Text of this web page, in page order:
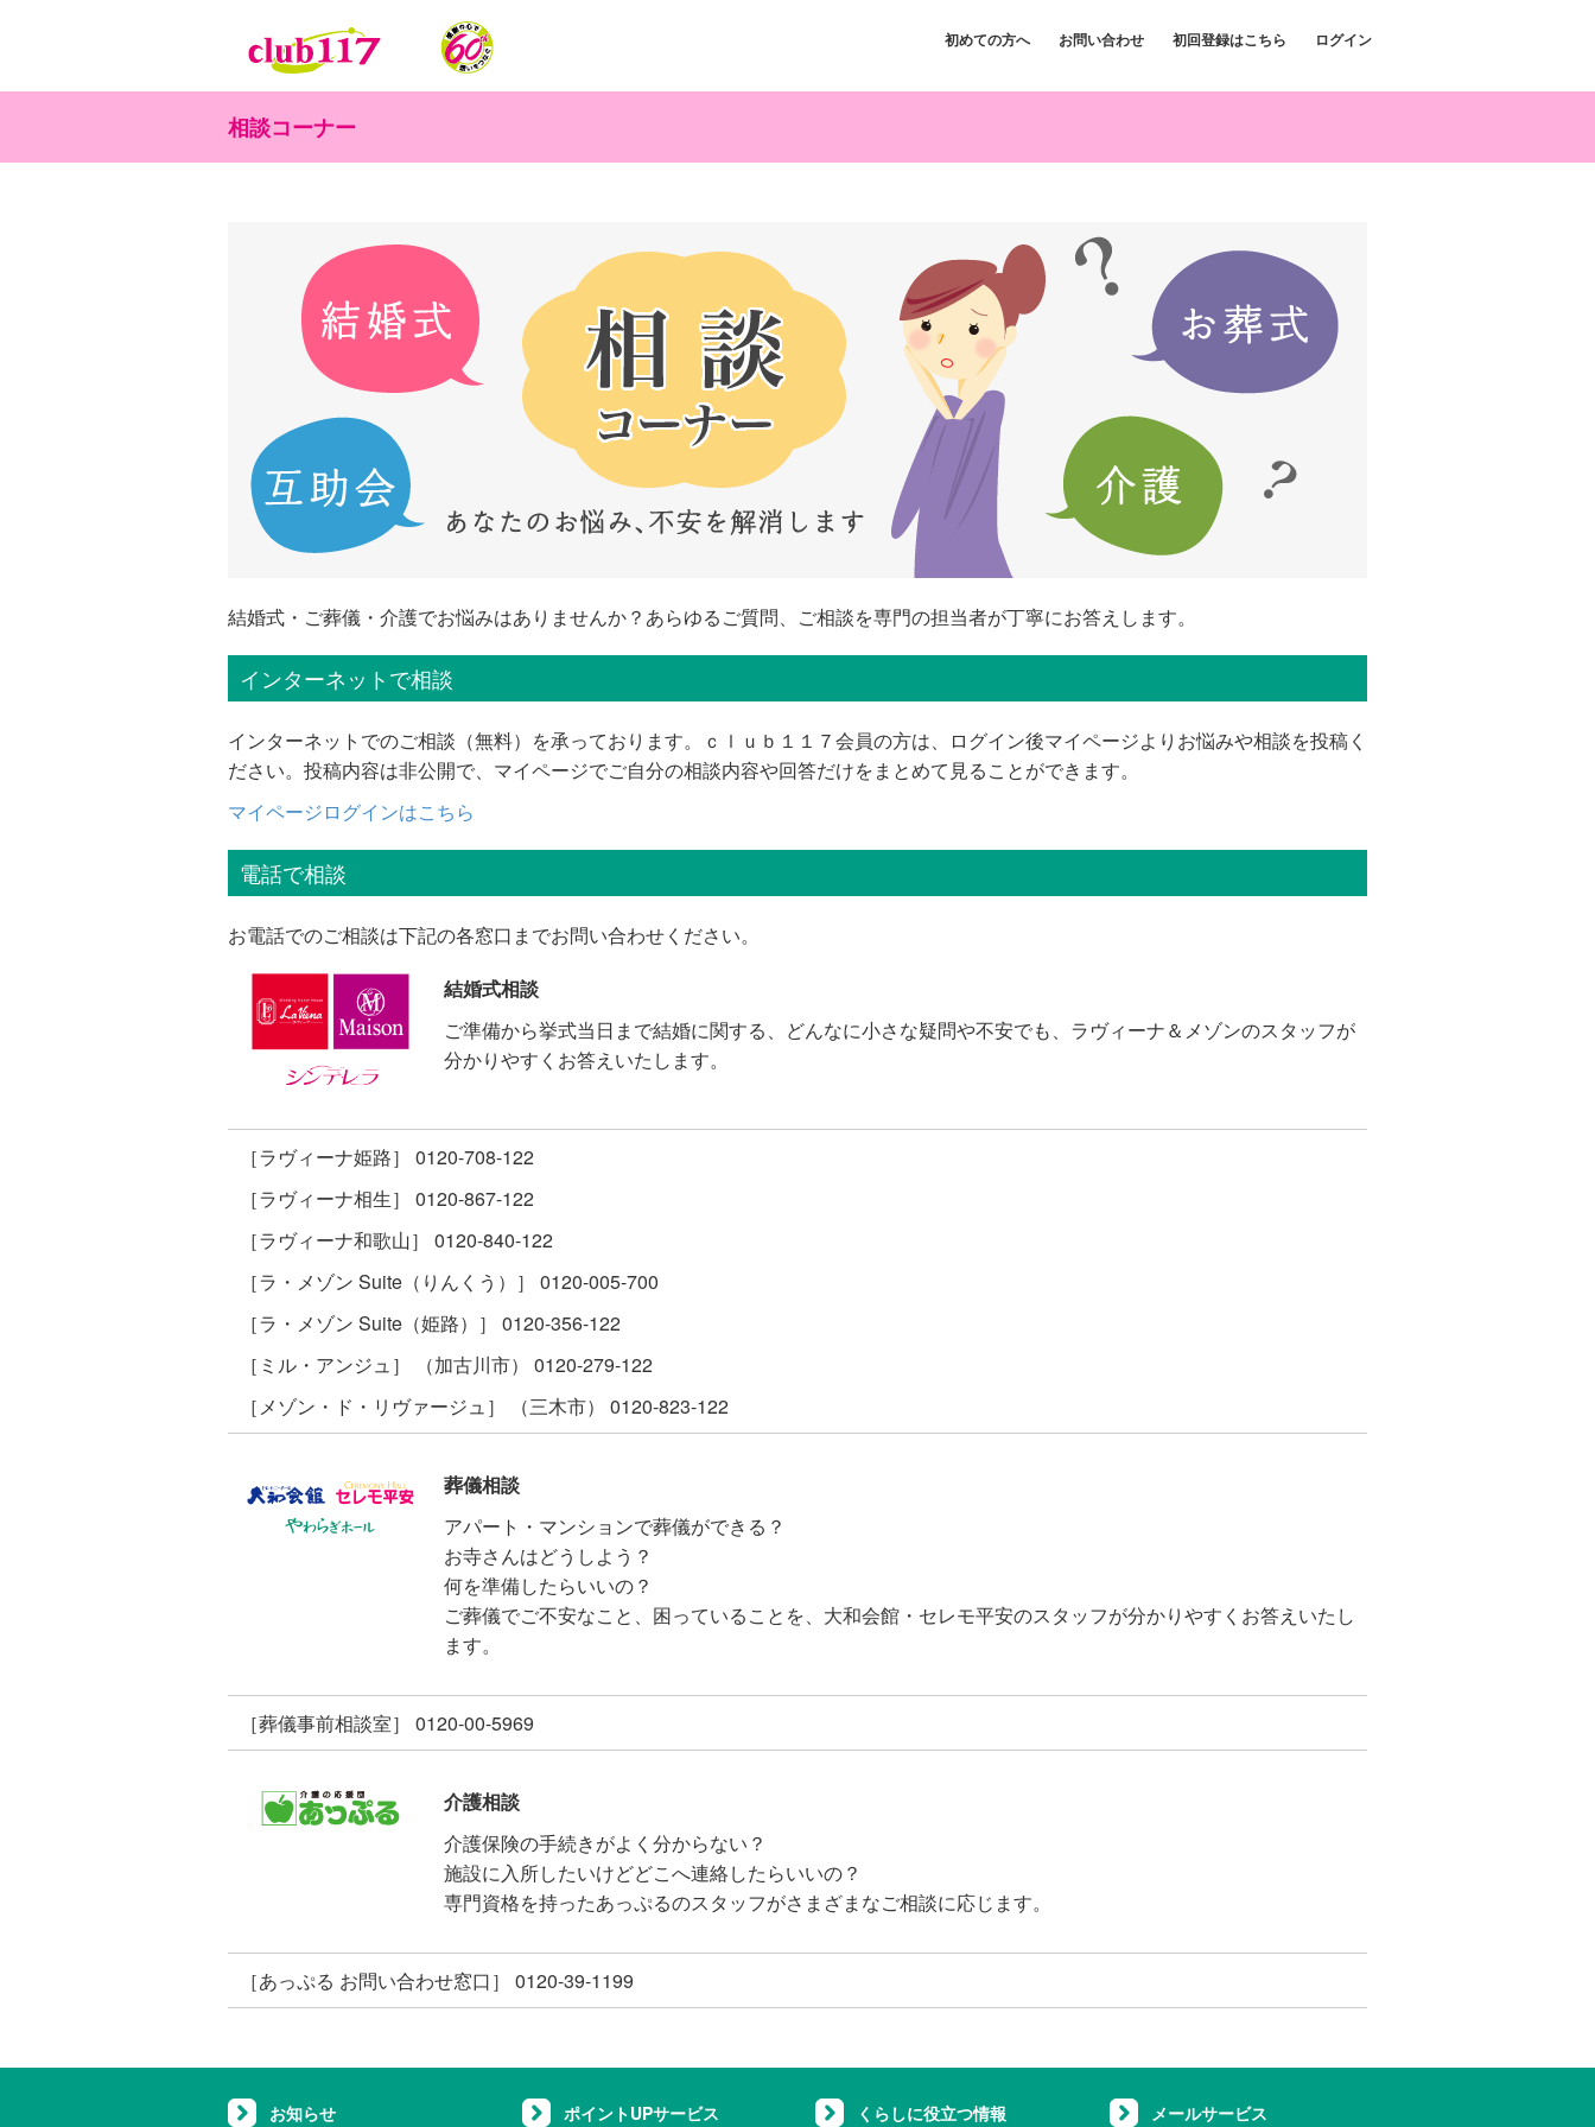
初めての方へ お問い合わせ 初回登録はこちら ログイン
相談コーナー
結婚式・ご葬儀・介護でお悩みはありませんか？あらゆるご質問、ご相談を専門の担当者が丁寧にお答えします。
インターネットで相談
インターネットでのご相談（無料）を承っております。ｃｌｕｂ１１７会員の方は、ログイン後マイページよりお悩みや相談を投稿く
ださい。投稿内容は非公開で、マイページでご自分の相談内容や回答だけをまとめて見ることができます。
マイページログインはこちら
電話で相談
お電話でのご相談は下記の各窓口までお問い合わせください。
結婚式相談
ご準備から挙式当日まで結婚に関する、どんなに小さな疑問や不安でも、ラヴィーナ＆メゾンのスタッフが
分かりやすくお答えいたします。
［ラヴィーナ姫路］ 0120-708-122
［ラヴィーナ相生］ 0120-867-122
［ラヴィーナ和歌山］ 0120-840-122
［ラ・メゾン Suite（りんくう）］ 0120-005-700
［ラ・メゾン Suite（姫路）］ 0120-356-122
［ミル・アンジュ］ （加古川市） 0120-279-122
［メゾン・ド・リヴァージュ］ （三木市） 0120-823-122
葬儀相談
アパート・マンションで葬儀ができる？
お寺さんはどうしよう？
何を準備したらいいの？
ご葬儀でご不安なこと、困っていることを、大和会館・セレモ平安のスタッフが分かりやすくお答えいたし
ます。
［葬儀事前相談室］ 0120-00-5969
介護相談
介護保険の手続きがよく分からない？
施設に入所したいけどどこへ連絡したらいいの？
専門資格を持ったあっぷるのスタッフがさまざまなご相談に応じます。
［あっぷる お問い合わせ窓口］ 0120-39-1199
お知らせ ポイントUPサービス くらしに役立つ情報 メールサービス